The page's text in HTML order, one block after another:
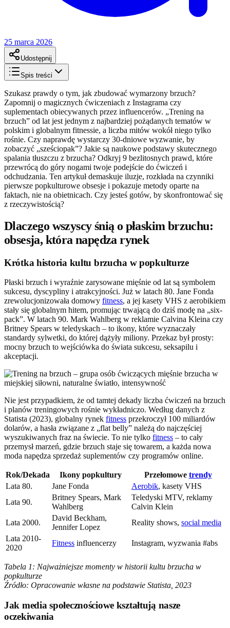
25 marca 2026
Udostępnij
Spis treści
Szukasz prawdy o tym, jak zbudować wymarzony brzuch?
Zapomnij o magicznych ćwiczeniach z Instagrama czy
suplementach obiecywanych przez influencerów. „Trening na
brzuch” od lat jest jednym z najbardziej pożądanych tematów w
polskim i globalnym fitnessie, a liczba mitów wokół niego tylko
rośnie. Czy naprawdę wystarczy 30-dniowe wyzwanie, by
zobaczyć „sześciopak”? Jakie są naukowe podstawy skutecznego
spalania tłuszczu z brzucha? Odkryj 9 bezlitosnych prawd, które
przewrócą do góry nogami twoje podejście do ćwiczeń i
odchudzania. Ten artykuł demaskuje iluzje, rozkłada na czynniki
pierwsze popkulturowe obsesje i pokazuje metody oparte na
faktach, nie na obietnicach. Czy jesteś gotów, by skonfrontować się
z rzeczywistością?
Dlaczego wszyscy śnią o płaskim brzuchu:
obsesja, która napędza rynek
Krótka historia kultu brzucha w popkulturze
Płaski brzuch i wyraźnie zarysowane mięśnie od lat są symbolem
sukcesu, dyscypliny i atrakcyjności. Już w latach 80. Jane Fonda
zrewolucjonizowała domowy fitness, a jej kasety VHS z aerobikiem
stały się globalnym hitem, promując trwającą do dziś modę na „six-
pack”. W latach 90. Mark Wahlberg w reklamie Calvina Kleina czy
Britney Spears w teledyskach – to ikony, które wyznaczały
standardy sylwetki, do której dążyły miliony. Przekaz był prosty:
mocny brzuch to wejściówka do świata sukcesu, seksapilu i
akceptacji.
Nie jest przypadkiem, że od tamtej dekady liczba ćwiczeń na brzuch
i planów treningowych rośnie wykładniczo. Według danych z
Statista (2023), globalny rynek fitness przekroczył 100 miliardów
dolarów, a hasła związane z „flat belly” należą do najczęściej
wyszukiwanych fraz na świecie. To nie tylko fitness – to cały
przemysł marzeń, gdzie brzuch staje się towarem, a każda nowa
moda napędza sprzedaż suplementów czy programów online.
Rok/Dekada Ikony popkultury Przełomowe trendy
Lata 80.
Jane Fonda Aerobik, kasety VHS
Lata 90.
Britney Spears, Mark
Wahlberg
Teledyski MTV, reklamy
Calvin Klein
Lata 2000.
David Beckham,
Jennifer Lopez
Reality shows, social media
Lata 2010-
2020
Fitness influencerzy Instagram, wyzwania #abs
Tabela 1: Najważniejsze momenty w historii kultu brzucha w
popkulturze
Źródło: Opracowanie własne na podstawie Statista, 2023
Jak media społecznościowe kształtują nasze
oczekiwania